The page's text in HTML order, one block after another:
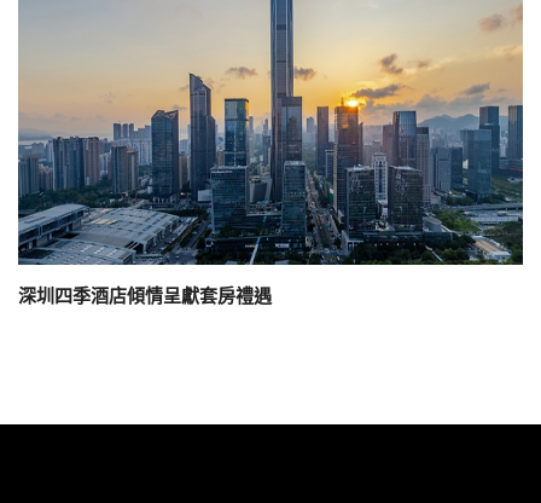
深圳四季酒店傾情呈獻套房禮遇